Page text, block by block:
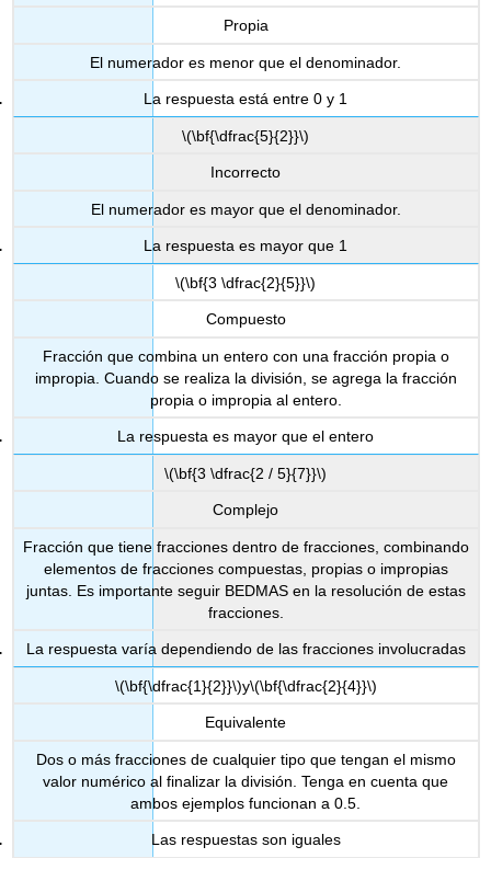
Propia
El numerador es menor que el denominador.
La respuesta está entre 0 y 1
\(\bf{\dfrac{5}{2}}\)
Incorrecto
El numerador es mayor que el denominador.
La respuesta es mayor que 1
\(\bf{3 \dfrac{2}{5}}\)
Compuesto
Fracción que combina un entero con una fracción propia o
impropia. Cuando se realiza la división, se agrega la fracción
propia o impropia al entero.
La respuesta es mayor que el entero
\(\bf{3 \dfrac{2 / 5}{7}}\)
Complejo
Fracción que tiene fracciones dentro de fracciones, combinando
elementos de fracciones compuestas, propias o impropias
juntas. Es importante seguir BEDMAS en la resolución de estas
fracciones.
La respuesta varía dependiendo de las fracciones involucradas
\(\bf{\dfrac{1}{2}}\)y\(\bf{\dfrac{2}{4}}\)
Equivalente
Dos o más fracciones de cualquier tipo que tengan el mismo
valor numérico al finalizar la división. Tenga en cuenta que
ambos ejemplos funcionan a 0.5.
Las respuestas son iguales